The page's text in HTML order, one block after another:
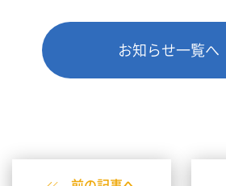
お知らせ一覧へ